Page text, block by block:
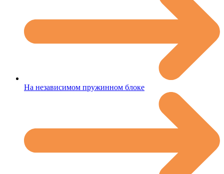
На независимом пружинном блоке